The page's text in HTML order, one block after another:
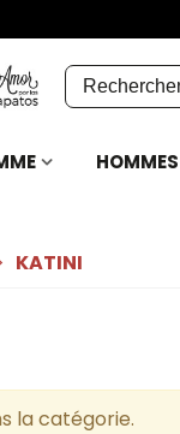
HOMMES
KATINI
la catégorie.